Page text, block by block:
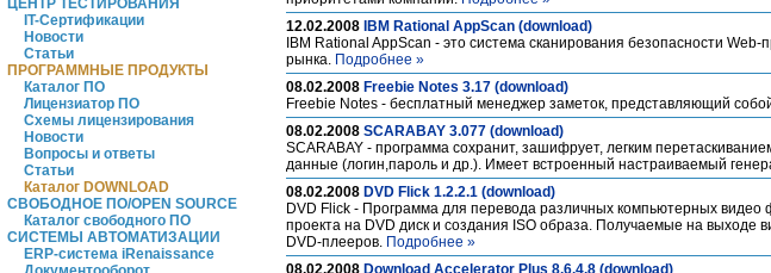
ЦЕНТР ТЕСТИРОВАНИЯ
IT-Сертификации
Новости
Статьи
ПРОГРАММНЫЕ ПРОДУКТЫ
Каталог ПО
Лицензиатор ПО
Схемы лицензирования
Новости
Вопросы и ответы
Статьи
Каталог DOWNLOAD
СВОБОДНОЕ ПО/OPEN SOURCE
Каталог свободного ПО
СИСТЕМЫ АВТОМАТИЗАЦИИ
ERP-система iRenaissance
12.02.2008 IBM Rational AppScan (download)
IBM Rational AppScan - это система сканирования безопасности
рынка. Подробнее »
08.02.2008 Freebie Notes 3.17 (download)
Freebie Notes - бесплатный менеджер заметок, представляющий
08.02.2008 SCARABAY 3.077 (download)
SCARABAY - программа сохранит, зашифрует, легким
данные (логин,пароль и др.). Имеет встроенный настраиваемый
08.02.2008 DVD Flick 1.2.2.1 (download)
DVD Flick - Программа для перевода различных компьютерных
проекта на DVD диск и создания ISO образа. Получаемые на
DVD-плееров. Подробнее »
08.02.2008 Download Accelerator Plus 8.6.4.8 (download)